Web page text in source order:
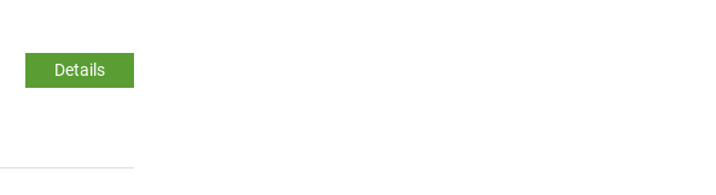
Details